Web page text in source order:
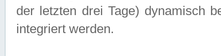
der letzten drei Tage) dynamisch
integriert werden.